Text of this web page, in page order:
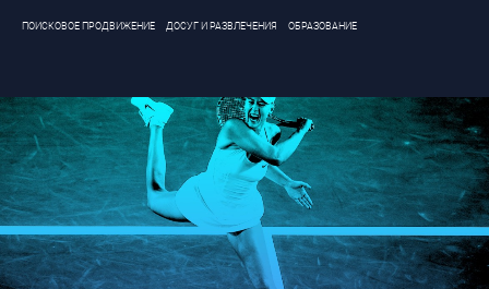
ПОИСКОВОЕ ПРОДВИЖЕНИЕ ДОСУГ И РАЗВЛЕЧЕНИЯ ОБРАЗОВАНИЕ